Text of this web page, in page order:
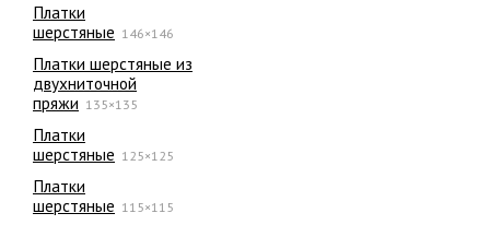
Платки
шерстяные 146×146
Платки шерстяные из
двухниточной
пряжи 135×135
Платки
шерстяные 125×125
Платки
шерстяные 115×115